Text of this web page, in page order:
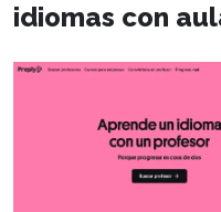
idiomas con